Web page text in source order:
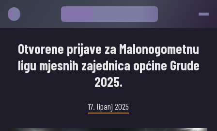
Otvorene prijave za Malonogometnu
ligu mjesnih zajednica općine Grude
2025.
17. lipanj 2025